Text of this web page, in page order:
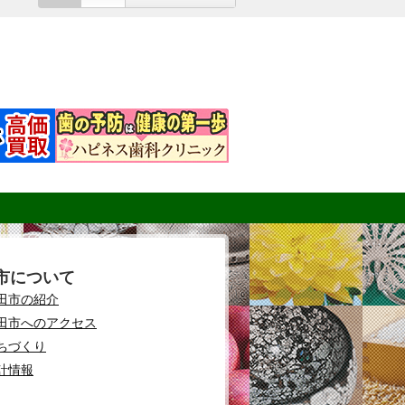
について
市の紹介
市へのアクセス
づくり
情報